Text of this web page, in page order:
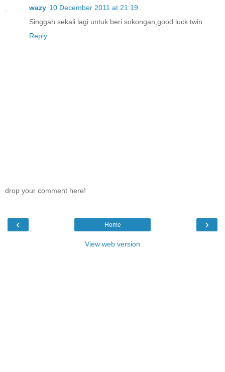
wazy 10 December 2011 at 21:19
Singgah sekali lagi untuk beri sokongan,good luck twin
Reply
drop your comment here!
‹ ›
Home
View web version